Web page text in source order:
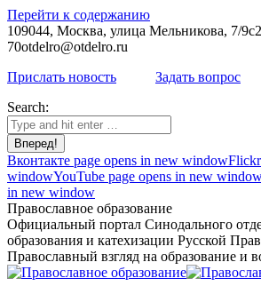
Перейти к содержанию
109044, Москва, улица Мельникова, 7/9с2
70otdelro@otdelro.ru
Прислать новость
Задать вопрос
Search:
Вконтакте page opens in new window
windowYouTube page opens in new
in new window
Православное образование
Официальный портал Синодального
образования и катехизации Русской
Православный взгляд на образование и